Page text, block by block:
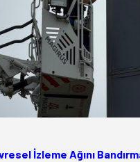
İzleme Ağını